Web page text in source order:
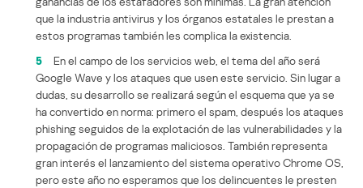
que la industria antivirus y los órganos estatales le prestan a
estos programas también les complica la existencia.
5
En el campo de los servicios web, el tema del año será
Google Wave y los ataques que usen este servicio. Sin lugar a
dudas, su desarrollo se realizará según el esquema que ya se
ha convertido en norma: primero el spam, después los ataques
phishing seguidos de la explotación de las vulnerabilidades y la
propagación de programas maliciosos. También representa
gran interés el lanzamiento del sistema operativo Chrome OS,
pero este año no esperamos que los delincuentes le presten